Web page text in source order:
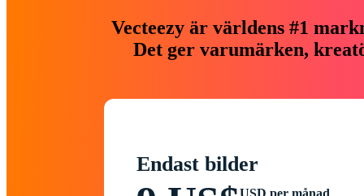
Vecteezy är världens #1
Det ger varumärken,
Endast bilder